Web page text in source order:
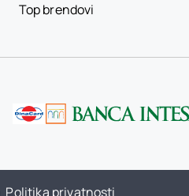
Top brendovi
Politika privatnosti